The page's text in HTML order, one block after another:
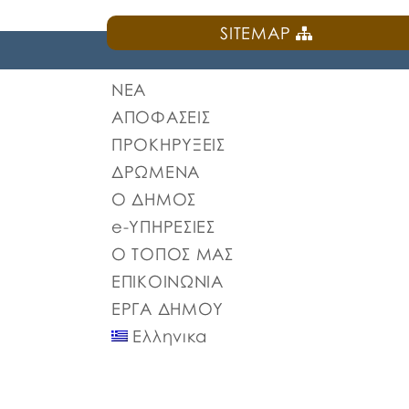
SITEMAP
ΝΕΑ
ΑΠΟΦΑΣΕΙΣ
ΠΡΟΚΗΡΥΞΕΙΣ
ΔΡΩΜΕΝΑ
Ο ΔΗΜΟΣ
e-ΥΠΗΡΕΣΙΕΣ
Ο ΤΟΠΟΣ ΜΑΣ
ΕΠΙΚΟΙΝΩΝΙΑ
ΕΡΓΑ ΔΗΜΟΥ
Ελληνικα